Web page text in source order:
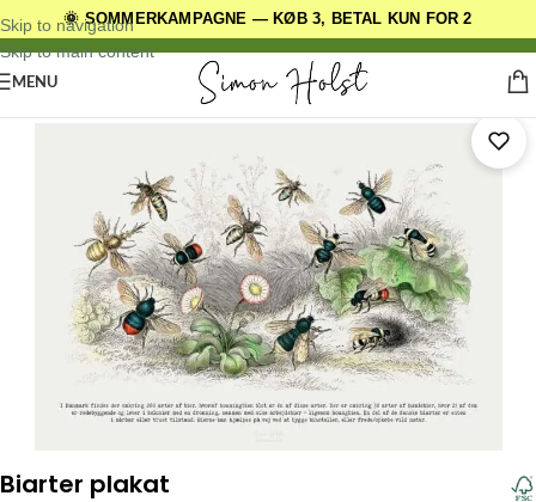
🌞 SOMMERKAMPAGNE — KØB 3, BETAL KUN FOR 2
Skip to navigation
Skip to main content
DANSKE ORIGINALE DESIGNS
MENU
Forside Andre Plakatserier/Red de små
Biarter plakat